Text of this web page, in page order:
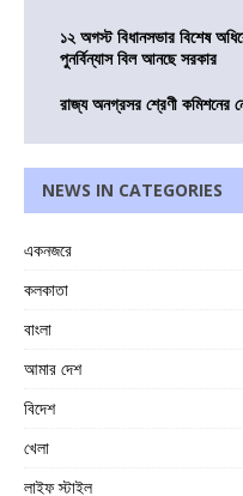
১২ অগস্ট বিধানসভার বিশেষ
পুনর্বিন্যাস বিল আনছে সরকার
রাজ্য অনগ্রসর শ্রেণী কমিশনের
NEWS IN CATEGORIES
একনজরে
কলকাতা
বাংলা
আমার দেশ
বিদেশ
খেলা
লাইফ স্টাইল